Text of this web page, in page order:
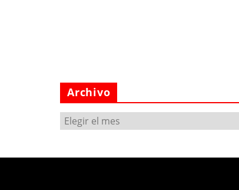
Archivo
Archivo